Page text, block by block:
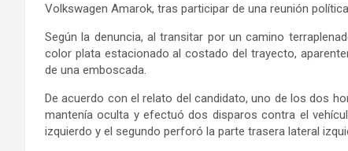
Volkswagen Amarok, tras participar de una reunión
Según la denuncia, al transitar por un camino
color plata estacionado al costado del trayecto,
de una emboscada.
De acuerdo con el relato del candidato, uno de los dos
mantenía oculta y efectuó dos disparos contra el
izquierdo y el segundo perforó la parte trasera lateral